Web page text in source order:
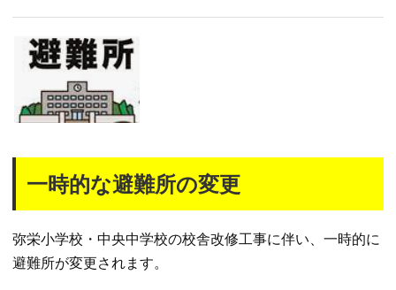
一時的な避難所の変更
弥栄小学校・中央中学校の校舎改修工事に伴い、一時的に
避難所が変更されます。